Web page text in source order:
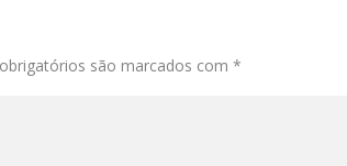
são marcados com*